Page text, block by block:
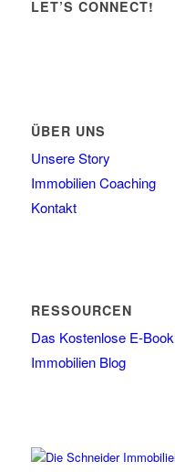
LET’S CONNECT!
ÜBER UNS
Unsere Story
Immobilien Coaching
Kontakt
RESSOURCEN
Das Kostenlose E-Book
Immobilien Blog